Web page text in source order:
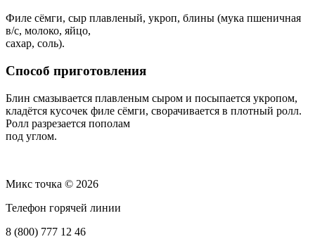
Филе сёмги, сыр плавленый, укроп, блины (мука пшеничная
в/с, молоко, яйцо,
сахар, соль).
Способ приготовления
Блин смазывается плавленым сыром и посыпается укропом,
кладётся кусочек филе сёмги, сворачивается в плотный ролл.
Ролл разрезается пополам
под углом.
Микс точка © 2026
Телефон горячей линии
8 (800) 777 12 46